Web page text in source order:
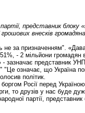
представник блоку
внесків
за призначенням".
- 2 мільйони
- зазначає представник
означає, що Україна
політик.
Росії перед
то друзів у нас буде
партії,